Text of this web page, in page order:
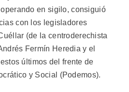
en sigilo, consiguió
con los legisladores
(de la centroderechista
Fermín Heredia y el
últimos del frente de
y Social (Podemos).